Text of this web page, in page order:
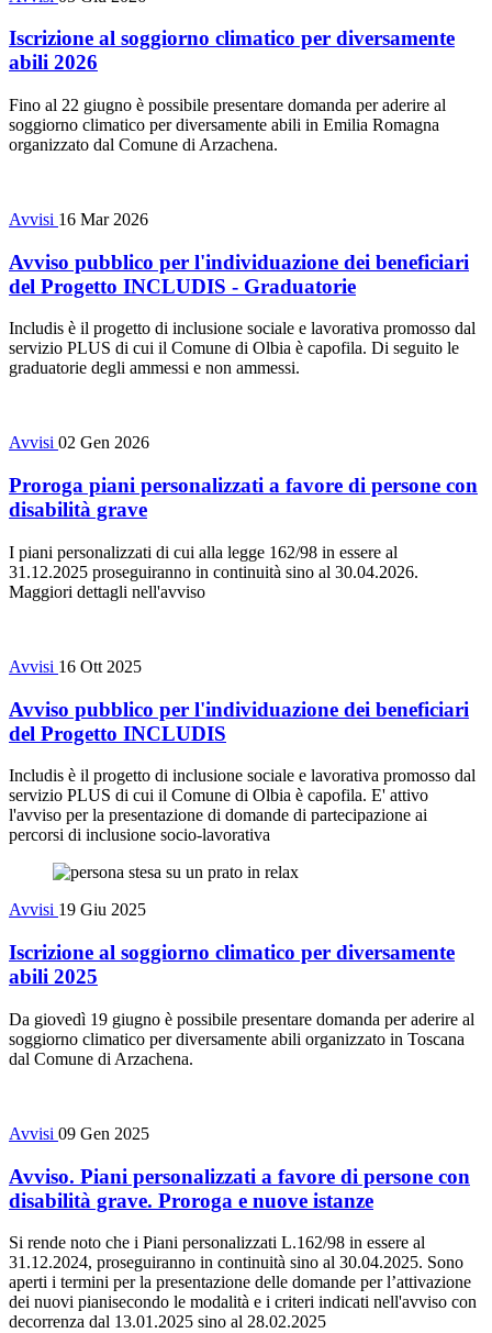
Iscrizione al soggiorno climatico per diversamente
abili 2026
Fino al 22 giugno è possibile presentare domanda per aderire al
soggiorno climatico per diversamente abili in Emilia Romagna
organizzato dal Comune di Arzachena.
Avvisi 16 Mar 2026
Avviso pubblico per l'individuazione dei beneficiari
del Progetto INCLUDIS - Graduatorie
Includis è il progetto di inclusione sociale e lavorativa promosso dal
servizio PLUS di cui il Comune di Olbia è capofila. Di seguito le
graduatorie degli ammessi e non ammessi.
Avvisi 02 Gen 2026
Proroga piani personalizzati a favore di persone con
disabilità grave
I piani personalizzati di cui alla legge 162/98 in essere al
31.12.2025 proseguiranno in continuità sino al 30.04.2026.
Maggiori dettagli nell'avviso
Avvisi 16 Ott 2025
Avviso pubblico per l'individuazione dei beneficiari
del Progetto INCLUDIS
Includis è il progetto di inclusione sociale e lavorativa promosso dal
servizio PLUS di cui il Comune di Olbia è capofila. E' attivo
l'avviso per la presentazione di domande di partecipazione ai
percorsi di inclusione socio-lavorativa
Avvisi 19 Giu 2025
Iscrizione al soggiorno climatico per diversamente
abili 2025
Da giovedì 19 giugno è possibile presentare domanda per aderire al
soggiorno climatico per diversamente abili organizzato in Toscana
dal Comune di Arzachena.
Avvisi 09 Gen 2025
Avviso. Piani personalizzati a favore di persone con
disabilità grave. Proroga e nuove istanze
Si rende noto che i Piani personalizzati L.162/98 in essere al
31.12.2024, proseguiranno in continuità sino al 30.04.2025. Sono
aperti i termini per la presentazione delle domande per l’attivazione
dei nuovi pianisecondo le modalità e i criteri indicati nell'avviso con
decorrenza dal 13.01.2025 sino al 28.02.2025